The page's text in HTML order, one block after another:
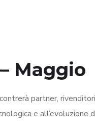
Maggio
partner,
e all’evoluzione